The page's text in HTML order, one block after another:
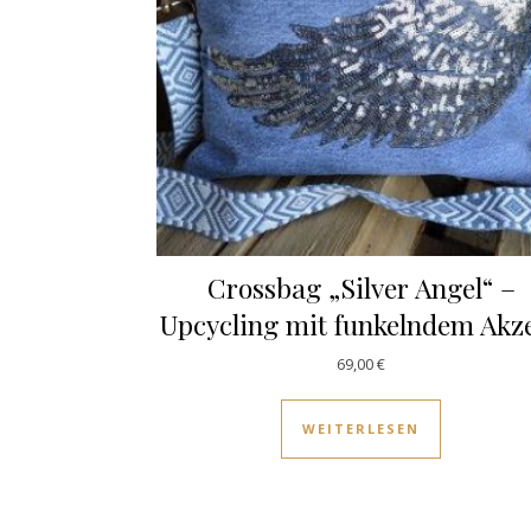
Crossbag „Silver Angel“ –
Upcycling mit funkelndem
69,00€
WEITERLESEN